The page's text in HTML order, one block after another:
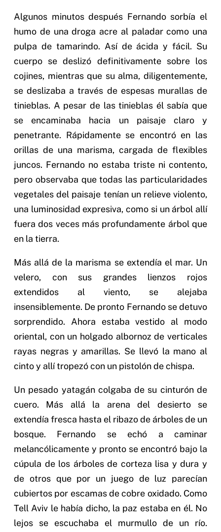
Algunos minutos después Fernando sorbía el
humo de una droga acre al paladar como una
pulpa de tamarindo. Así de ácida y fácil. Su
cuerpo se deslizó definitivamente sobre los
cojines, mientras que su alma, diligentemente,
se deslizaba a través de espesas murallas de
tinieblas. A pesar de las tinieblas él sabía que
se encaminaba hacia un paisaje claro y
penetrante. Rápidamente se encontró en las
orillas de una marisma, cargada de flexibles
juncos. Fernando no estaba triste ni contento,
pero observaba que todas las particularidades
vegetales del paisaje tenían un relieve violento,
una luminosidad expresiva, como si un árbol allí
fuera dos veces más profundamente árbol que
en la tierra.
Más allá de la marisma se extendía el mar. Un
velero, con sus grandes lienzos rojos
extendidos al viento, se alejaba
insensiblemente. De pronto Fernando se detuvo
sorprendido. Ahora estaba vestido al modo
oriental, con un holgado albornoz de verticales
rayas negras y amarillas. Se llevó la mano al
cinto y allí tropezó con un pistolón de chispa.
Un pesado yatagán colgaba de su cinturón de
cuero. Más allá la arena del desierto se
extendía fresca hasta el ribazo de árboles de un
bosque. Fernando se echó a caminar
melancólicamente y pronto se encontró bajo la
cúpula de los árboles de corteza lisa y dura y
de otros que por un juego de luz parecían
cubiertos por escamas de cobre oxidado. Como
Tell Aviv le había dicho, la paz estaba en él. No
lejos se escuchaba el murmullo de un río.